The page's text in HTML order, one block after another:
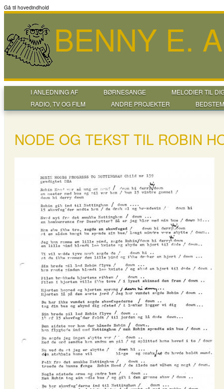
Gå til hovedindhold
BENNY E.
I ANLEDNING AF BØRNESANGE
MELODIER TIL
RADIO, TV OG FILM
ANDRE PROJEKTER
NODE OG TEKST TIL ROBIN